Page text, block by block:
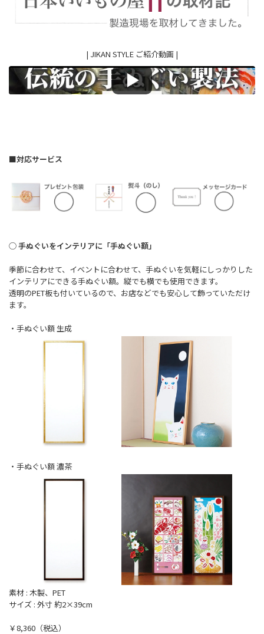
| JIKAN STYLE ご紹介動画 |
■対応サービス
◯ 手ぬぐいをインテリアに「手ぬぐい額」
季節に合わせて、イベントに合わせて、手ぬぐいを気軽にしっかりした
インテリアにできる手ぬぐい額。縦でも横でも使用できます。
透明のPET板も付いているので、お店などでも安心して飾っていただけ
ます。
・手ぬぐい額 生成
・手ぬぐい額 濃茶
素材 : 木製、PET
サイズ : 外寸 約2×39cm
￥8,360（税込）